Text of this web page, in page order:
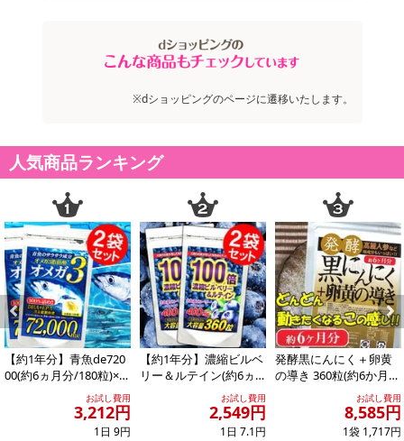
※dショッピングのページに遷移いたします。
人気商品ランキング
Previous
【約1年分】青魚de720
00(約6ヵ月分/180粒)×2
お試し費用
3,212円
1日 9円
【約1年分】濃縮ビルベ
リー＆ルテイン(約6ヵ
月分/360粒)×2袋お試し費用
2,549円
1日 7.1円
発酵黒にんにく＋卵黄
の導き 360粒(約6か月
お試し費用
8,585円
1袋 1,717円
Next